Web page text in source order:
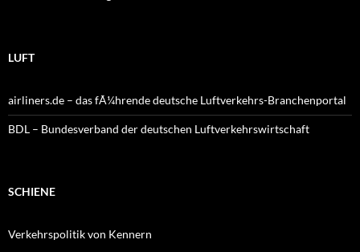
LUFT
airliners.de – das fÃ¼hrende deutsche Luftverkehrs-Branchenportal
BDL – Bundesverband der deutschen Luftverkehrswirtschaft
SCHIENE
Verkehrspolitik von Kennern